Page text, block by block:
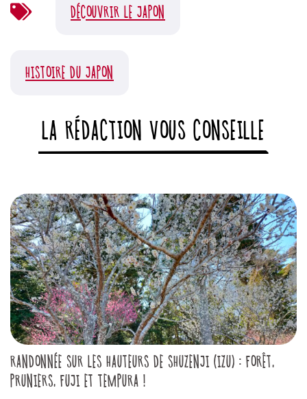
DÉCOUVRIR LE JAPON
HISTOIRE DU JAPON
LA RÉDACTION VOUS CONSEILLE
RANDONNÉE SUR LES HAUTEURS DE SHUZENJI (IZU) : FORÊT,
PRUNIERS, FUJI ET TEMPURA !